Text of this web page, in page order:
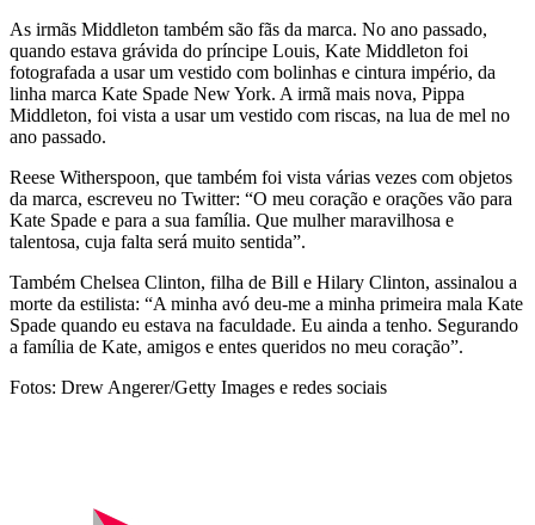
As irmãs Middleton também são fãs da marca. No ano passado,
quando estava grávida do príncipe Louis, Kate Middleton foi
fotografada a usar um vestido com bolinhas e cintura império, da
linha marca Kate Spade New York. A irmã mais nova, Pippa
Middleton, foi vista a usar um vestido com riscas, na lua de mel no
ano passado.
Reese Witherspoon, que também foi vista várias vezes com objetos
da marca, escreveu no Twitter: “O meu coração e orações vão para
Kate Spade e para a sua família. Que mulher maravilhosa e
talentosa, cuja falta será muito sentida”.
Também Chelsea Clinton, filha de Bill e Hilary Clinton, assinalou a
morte da estilista: “A minha avó deu-me a minha primeira mala Kate
Spade quando eu estava na faculdade. Eu ainda a tenho. Segurando
a família de Kate, amigos e entes queridos no meu coração”.
Fotos: Drew Angerer/Getty Images e redes sociais